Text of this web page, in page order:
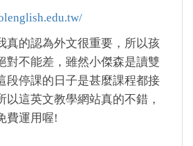
真的認為外文很重要，所以孩
對不能差，雖然小傑森是讀雙
段停課的日子是甚麼課程都接
以這英文教學網站真的不錯，
費運用喔!